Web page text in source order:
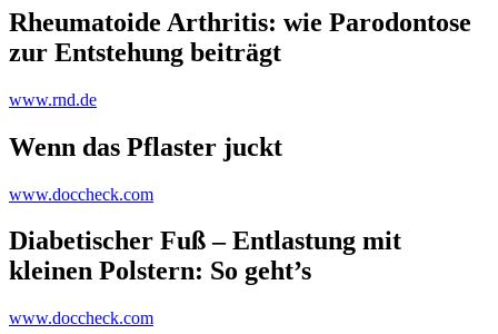
Rheumatoide Arthritis: wie Parodontose
zur Entstehung beiträgt
www.rnd.de
Wenn das Pflaster juckt
www.doccheck.com
Diabetischer Fuß – Entlastung mit
kleinen Polstern: So geht’s
www.doccheck.com